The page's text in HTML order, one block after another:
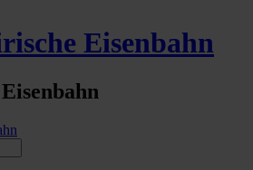
Eisenbahn